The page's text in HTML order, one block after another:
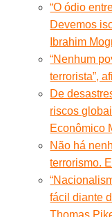
“O ódio
Devemos
Ibrahim
“Nenhum
terrorista”,
De
riscos
Econômico
Não há
terrorismo.
fácil diante
Thomas